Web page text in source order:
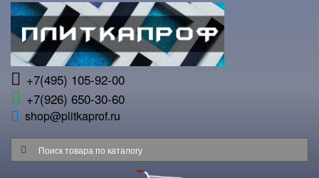
+7(495) 105-92-00
+7(926) 650-30-60
shop@plitkaprof.ru